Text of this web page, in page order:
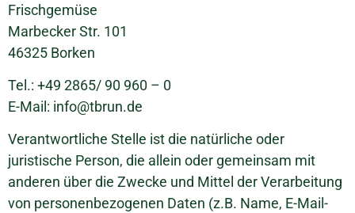
Frischgemüse
Marbecker Str. 101
46325 Borken
Tel.: +49 2865/ 90 960 – 0
E-Mail: info@tbrun.de
Verantwortliche Stelle ist die natürliche oder
juristische Person, die allein oder gemeinsam mit
anderen über die Zwecke und Mittel der Verarbeitung
von personenbezogenen Daten (z.B. Name, E-Mail-